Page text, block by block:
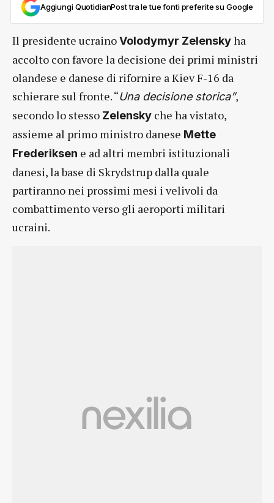
Aggiungi QuotidianPost tra le tue fonti preferite su Google
Il presidente ucrainoVolodymyr Zelenskyha
accolto con favore la decisione dei primi ministri
olandese e danese di rifornire a Kiev F-16 da
schierare sul fronte. “Una decisione storica”,
secondo lo stesso Zelensky che ha vistato,
assieme al primo ministro danese Mette
Frederiksen e ad altri membri istituzionali
danesi, la base di Skrydstrup dalla quale
partiranno nei prossimi mesi i velivoli da
combattimento verso gli aeroporti militari
ucraini.